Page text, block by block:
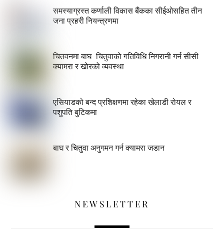
समस्याग्रस्त कर्णाली विकास बैंकका सीईओसहित तीन
जना प्रहरी नियन्त्रणमा
चितवनमा बाघ–चितुवाको गतिविधि निगरानी गर्न सीसी
क्यामरा र खोरको व्यवस्था
एसियाडको बन्द प्रशिक्षणमा रहेका खेलाडी रोयल र
पशुपति बुटिकमा
बाघ र चितुवा अनुगमन गर्न क्यामरा जडान
NEWSLETTER